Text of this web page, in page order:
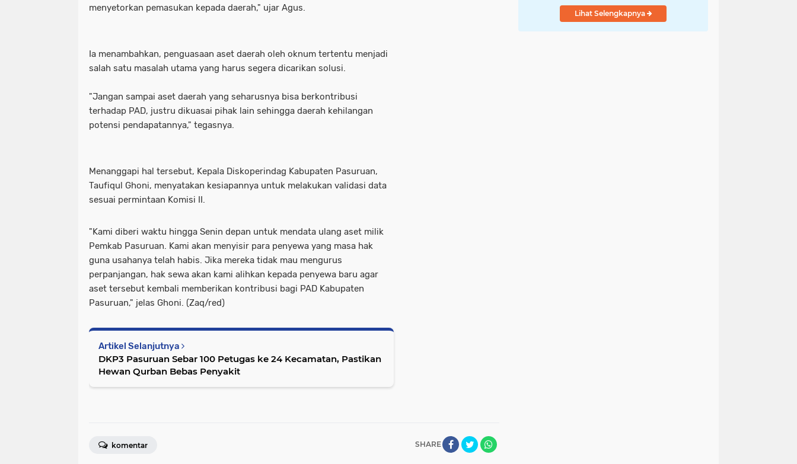
menyetorkan pemasukan kepada daerah," ujar Agus.
Ia menambahkan, penguasaan aset daerah oleh oknum tertentu menjadi
salah satu masalah utama yang harus segera dicarikan solusi.
"Jangan sampai aset daerah yang seharusnya bisa berkontribusi
terhadap PAD, justru dikuasai pihak lain sehingga daerah kehilangan
potensi pendapatannya," tegasnya.
Menanggapi hal tersebut, Kepala Diskoperindag Kabupaten Pasuruan,
Taufiqul Ghoni, menyatakan kesiapannya untuk melakukan validasi data
sesuai permintaan Komisi II.
"Kami diberi waktu hingga Senin depan untuk mendata ulang aset milik
Pemkab Pasuruan. Kami akan menyisir para penyewa yang masa hak
guna usahanya telah habis. Jika mereka tidak mau mengurus
perpanjangan, hak sewa akan kami alihkan kepada penyewa baru agar
aset tersebut kembali memberikan kontribusi bagi PAD Kabupaten
Pasuruan," jelas Ghoni. (Zaq/red)
Artikel Selanjutnya
DKP3 Pasuruan Sebar 100 Petugas ke 24 Kecamatan, Pastikan
Hewan Qurban Bebas Penyakit
SHARE
komentar
Lihat Selengkapnya